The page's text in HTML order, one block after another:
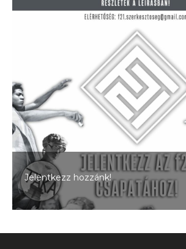
Jelentkezz hozzánk!